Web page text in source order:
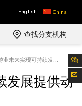
English China
查找分支机构
为旅游业未来实现可持续发展提供动力
发展提供动